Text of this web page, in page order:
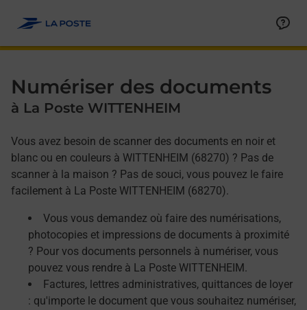
Numériser des documents
à La Poste WITTENHEIM
Vous avez besoin de scanner des documents en noir et
blanc ou en couleurs à WITTENHEIM (68270) ? Pas de
scanner à la maison ? Pas de souci, vous pouvez le faire
facilement à La Poste WITTENHEIM (68270).
Vous vous demandez où faire des numérisations,
photocopies et impressions de documents à proximité
? Pour vos documents personnels à numériser, vous
pouvez vous rendre à La Poste WITTENHEIM.
Factures, lettres administratives, quittances de loyer
: qu'importe le document que vous souhaitez numériser,